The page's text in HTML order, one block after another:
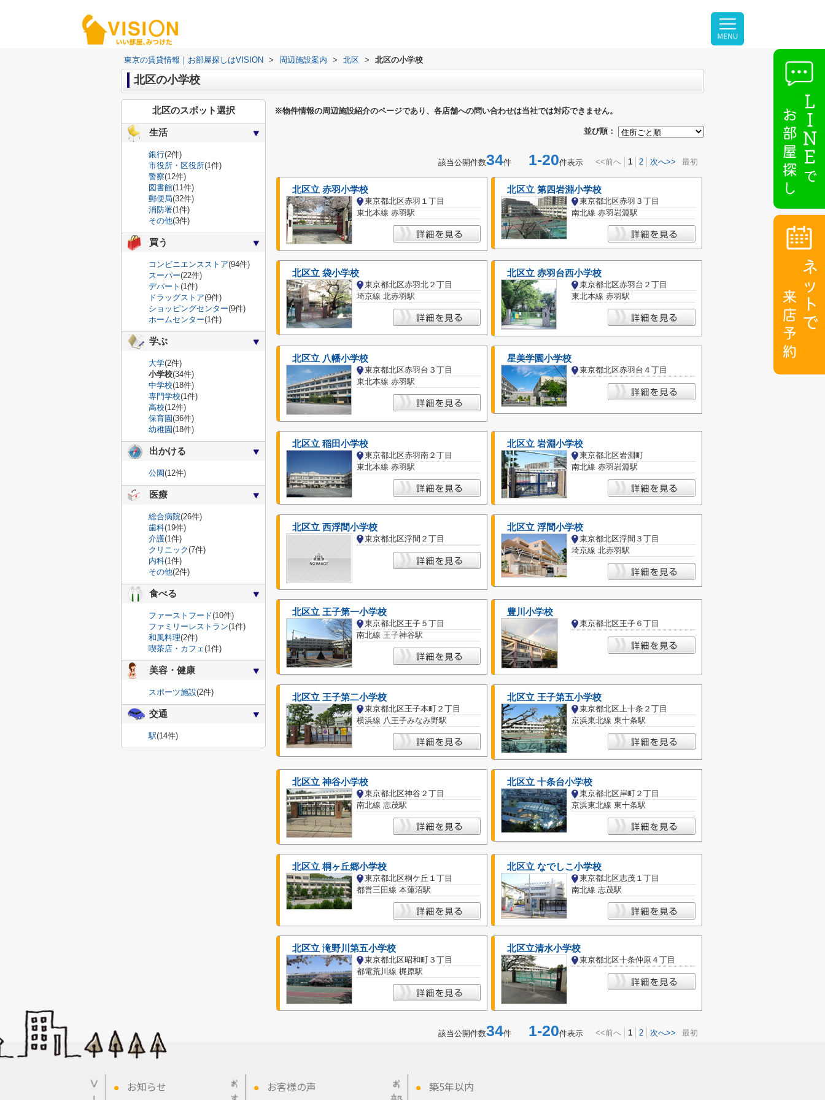
東京の賃貸情報｜お部屋探しはVISION > 周辺施設案内 > 北区 > 北区の小学校
北区の小学校
※物件情報の周辺施設紹介のページであり、各店舗への問い合わせは当社では対応できません。
並び順：
該当公開件数34件 1-20件表示 <<前へ 1 2 次へ>> 最初
北区立 赤羽小学校
東京都北区赤羽１丁目
東北本線 赤羽駅
北区立 第四岩淵小学校
東京都北区赤羽３丁目
南北線 赤羽岩淵駅
北区立 袋小学校
東京都北区赤羽北２丁目
埼京線 北赤羽駅
北区立 赤羽台西小学校
東京都北区赤羽台２丁目
東北本線 赤羽駅
北区立 八幡小学校
東京都北区赤羽台３丁目
東北本線 赤羽駅
星美学園小学校
東京都北区赤羽台４丁目
北区立 稲田小学校
東京都北区赤羽南２丁目
東北本線 赤羽駅
北区立 岩淵小学校
東京都北区岩淵町
南北線 赤羽岩淵駅
北区立 西浮間小学校
東京都北区浮間２丁目
北区立 浮間小学校
東京都北区浮間３丁目
埼京線 北赤羽駅
北区立 王子第一小学校
東京都北区王子５丁目
南北線 王子神谷駅
豊川小学校
東京都北区王子６丁目
北区立 王子第二小学校
東京都北区王子本町２丁目
横浜線 八王子みなみ野駅
北区立 王子第五小学校
東京都北区上十条２丁目
京浜東北線 東十条駅
北区立 神谷小学校
東京都北区神谷２丁目
南北線 志茂駅
北区立 十条台小学校
東京都北区岸町２丁目
京浜東北線 東十条駅
北区立 桐ヶ丘郷小学校
東京都北区桐ケ丘１丁目
都営三田線 本蓮沼駅
北区立 なでしこ小学校
東京都北区志茂１丁目
南北線 志茂駅
北区立 滝野川第五小学校
東京都北区昭和町３丁目
都電荒川線 梶原駅
北区立清水小学校
東京都北区十条仲原４丁目
該当公開件数34件 1-20件表示 <<前へ 1 2 次へ>> 最初
北区のスポット選択
生活
銀行(2件)
市役所・区役所(1件)
警察(12件)
図書館(11件)
郵便局(32件)
消防署(1件)
その他(3件)
買う
コンビニエンスストア(94件)
スーパー(22件)
デパート (1件)
ドラッグストア(9件)
ショッピングセンター(9件)
ホームセンター(1件)
学ぶ
大学(2件)
小学校(34件)
中学校(18件)
専門学校(1件)
高校(12件)
保育園(36件)
幼稚園(18件)
出かける
公園(12件)
医療
総合病院(26件)
歯科(19件)
介護(1件)
クリニック(7件)
内科(1件)
その他(2件)
食べる
ファーストフード(10件)
ファミリーレストラン(1件)
和風料理(2件)
喫茶店・カフェ(1件)
美容・健康
スポーツ施設(2件)
交通
駅(14件)
● お知らせ ● お客様の声 ● 築5年以内